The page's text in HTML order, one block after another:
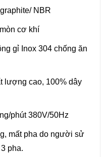
NBR
cơ khí
gỉ Inox 304 chống ăn
lượng cao, 100% dây
phút 380V/50Hz
mất pha do người sử
pha.